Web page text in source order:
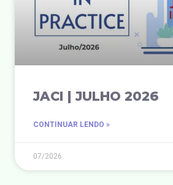
JACI | JULHO 2026
CONTINUAR LENDO »
07/2026